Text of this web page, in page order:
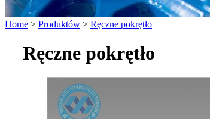
Home > Produktów > Ręczne pokrętło
Ręczne pokrętło